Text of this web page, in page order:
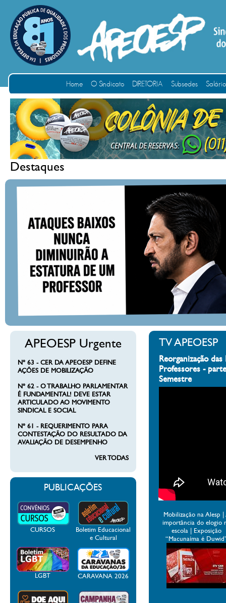
Home O Sindicato DIRETORIA Subsedes
Destaques
APEOESP Urgente
Nº 63 - CER DA APEOESP DEFINE
AÇÕES DE MOBILIZAÇÃO
Nº 62 - O TRABALHO PARLAMENTAR
É FUNDAMENTAL! DEVE ESTAR
ARTICULADO AO MOVIMENTO
SINDICAL E SOCIAL
Nº 61 - REQUERIMENTO PARA
CONTESTAÇÃO DO RESULTADO DA
AVALIAÇÃO DE DESEMPENHO
VER TODAS
PUBLICAÇÕES
CURSOS
Boletim Educacional
e Cultural
LGBT CARAVANA 2026
TV APEOESP
Reorganização
Professores -
Semestre
Mobilização na Alesp |
importância do elogio
escola | Exposição
“Macunaíma é